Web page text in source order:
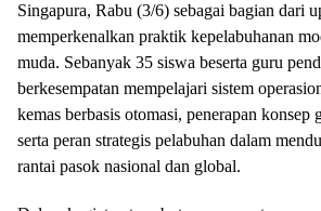
Singapura, Rabu (3/6) sebagai bagian dari
memperkenalkan praktik kepelabuhanan
muda. Sebanyak 35 siswa beserta guru
berkesempatan mempelajari sistem
kemas berbasis otomasi, penerapan konsep
serta peran strategis pelabuhan dalam
rantai pasok nasional dan global.